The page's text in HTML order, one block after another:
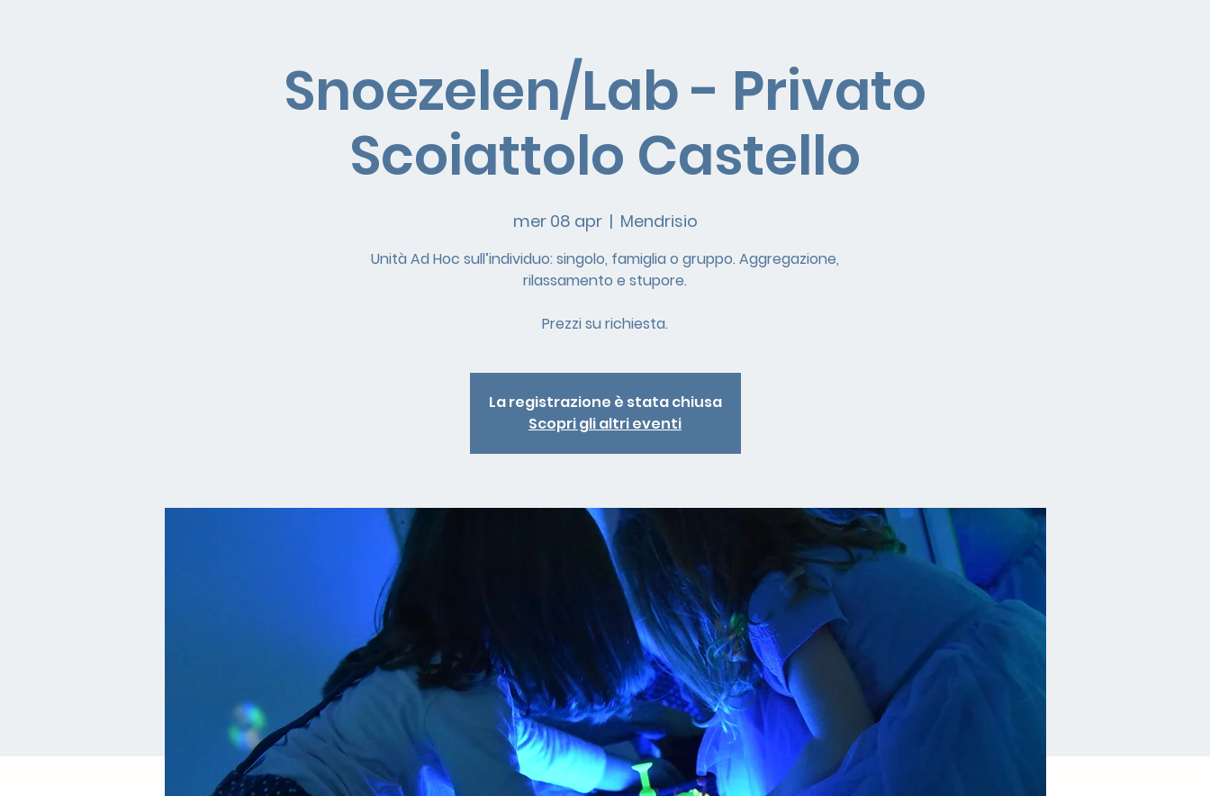
Snoezelen/Lab - Privato
Scoiattolo Castello
mer 08 apr
  |
Mendrisio
Unità Ad Hoc sull’individuo: singolo, famiglia o gruppo. Aggregazione,
rilassamento e stupore.
Prezzi su richiesta.
La registrazione è stata chiusa
Scopri gli altri eventi